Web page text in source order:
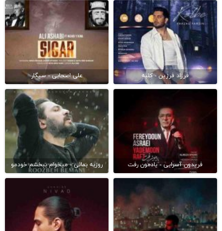
فرزاد فرزین - کلبه علی اصحابی - سیگار
فریدون آسرایی - یادمون رفت روزبه بمانی - میخوام ببخشم خودمو